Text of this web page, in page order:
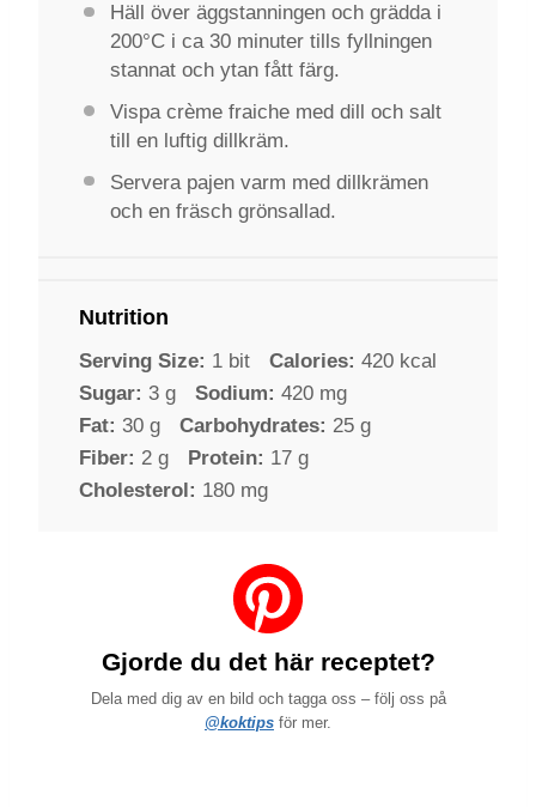
Häll över äggstanningen och grädda i
200°C i ca 30 minuter tills fyllningen
stannat och ytan fått färg.
Vispa crème fraiche med dill och salt
till en luftig dillkräm.
Servera pajen varm med dillkrämen
och en fräsch grönsallad.
Nutrition
Serving Size: 1 bit Calories: 420 kcal
Sugar: 3 g Sodium: 420 mg
Fat: 30 g Carbohydrates: 25 g
Fiber: 2 g Protein: 17 g
Cholesterol: 180 mg
Gjorde du det här receptet?
Dela med dig av en bild och tagga oss – följ oss på
@koktips för mer.